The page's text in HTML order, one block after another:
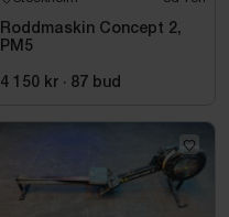
Roddmaskin Concept 2,
PM5
4 150 kr · 87 bud